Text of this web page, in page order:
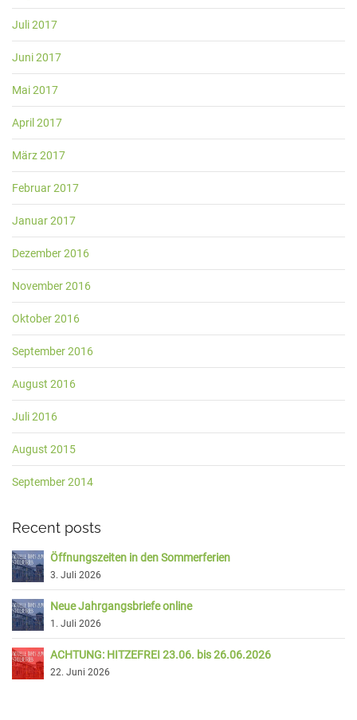
Juli 2017
Juni 2017
Mai 2017
April 2017
März 2017
Februar 2017
Januar 2017
Dezember 2016
November 2016
Oktober 2016
September 2016
August 2016
Juli 2016
August 2015
September 2014
Recent posts
Öffnungszeiten in den Sommerferien
3. Juli 2026
Neue Jahrgangsbriefe online
1. Juli 2026
ACHTUNG: HITZEFREI 23.06. bis 26.06.2026
22. Juni 2026